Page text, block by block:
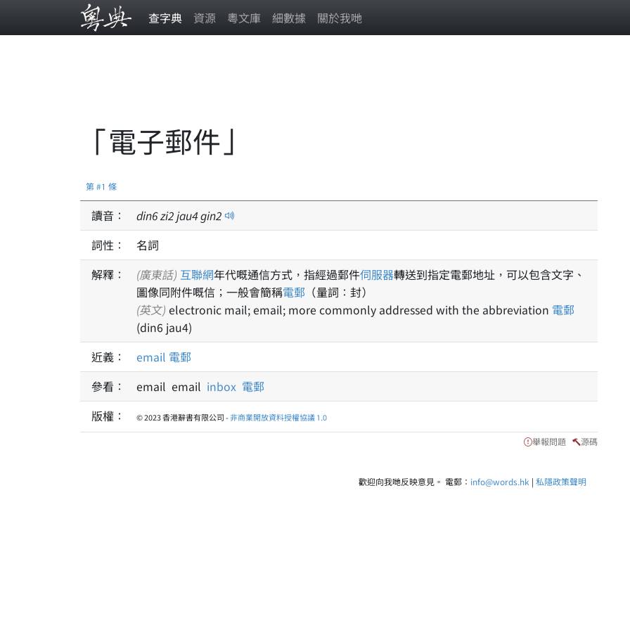
查字典 資源 粵文庫 細數據 關於我哋
「電子郵件」
第 #1 條
讀音： din6zi2jau4gin2
詞性：
名詞
解釋：
(廣東話) 互聯網年代嘅通信方式，指經過郵件伺服器轉送到指定電郵地址，可以包含文字、
圖像同附件嘅信；一般會簡稱電郵 （量詞：封）
(英文) electronic mail; email; more commonly addressed with the abbreviation 電郵
(din6 jau4)
近義：
email 電郵
參看：
email email inbox 電郵
版權：
© 2023 香港辭書有限公司 -非商業開放資料授權協議 1.0
舉報問題 源碼
歡迎向我哋反映意見。 電郵： info@words.hk | 私隱政策聲明